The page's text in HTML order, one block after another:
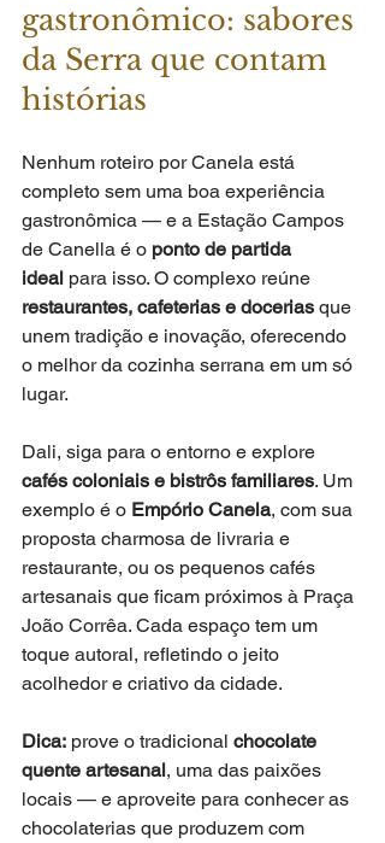
gastronômico: sabores
da Serra que contam
histórias
Nenhum roteiro por Canela está
completo sem uma boa experiência
gastronômica — e a Estação Campos
de Canella é o ponto de partida
ideal para isso. O complexo reúne
restaurantes, cafeterias e docerias que
unem tradição e inovação, oferecendo
o melhor da cozinha serrana em um só
lugar.
Dali, siga para o entorno e explore
cafés coloniais e bistrôs familiares. Um
exemplo é o Empório Canela, com sua
proposta charmosa de livraria e
restaurante, ou os pequenos cafés
artesanais que ficam próximos à Praça
João Corrêa. Cada espaço tem um
toque autoral, refletindo o jeito
acolhedor e criativo da cidade.
Dica: prove o tradicional chocolate
quente artesanal, uma das paixões
locais — e aproveite para conhecer as
chocolaterias que produzem com